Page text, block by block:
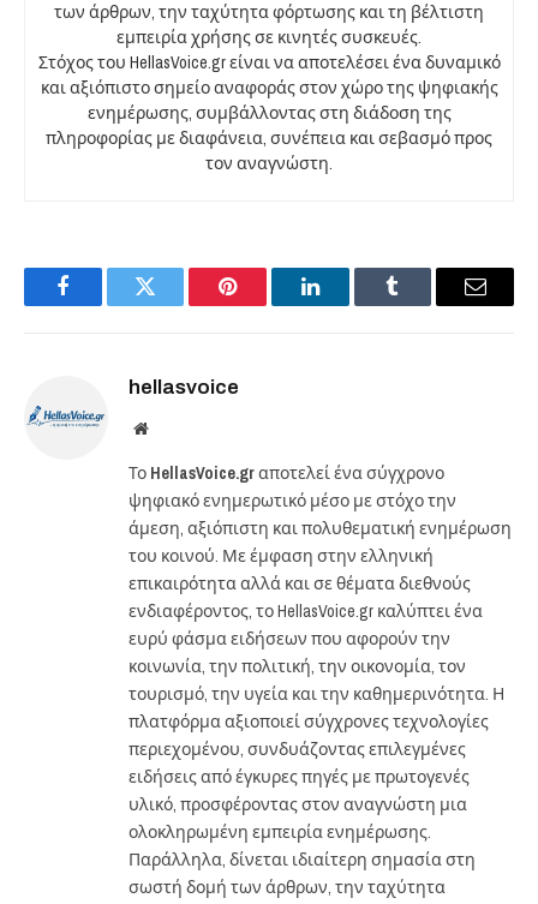
των άρθρων, την ταχύτητα φόρτωσης και τη βέλτιστη
εμπειρία χρήσης σε κινητές συσκευές.
Στόχος του HellasVoice.gr είναι να αποτελέσει ένα δυναμικό
και αξιόπιστο σημείο αναφοράς στον χώρο της ψηφιακής
ενημέρωσης, συμβάλλοντας στη διάδοση της
πληροφορίας με διαφάνεια, συνέπεια και σεβασμό προς
τον αναγνώστη.
FacebookTwitter Pinterest LinkedInTumblr Email
hellasvoice
Website
Το HellasVoice.grαποτελεί ένα σύγχρονο
ψηφιακό ενημερωτικό μέσο με στόχο την
άμεση, αξιόπιστη και πολυθεματική ενημέρωση
του κοινού. Με έμφαση στην ελληνική
επικαιρότητα αλλά και σε θέματα διεθνούς
ενδιαφέροντος, το HellasVoice.gr καλύπτει ένα
ευρύ φάσμα ειδήσεων που αφορούν την
κοινωνία, την πολιτική, την οικονομία, τον
τουρισμό, την υγεία και την καθημερινότητα. Η
πλατφόρμα αξιοποιεί σύγχρονες τεχνολογίες
περιεχομένου, συνδυάζοντας επιλεγμένες
ειδήσεις από έγκυρες πηγές με πρωτογενές
υλικό, προσφέροντας στον αναγνώστη μια
ολοκληρωμένη εμπειρία ενημέρωσης.
Παράλληλα, δίνεται ιδιαίτερη σημασία στη
σωστή δομή των άρθρων, την ταχύτητα